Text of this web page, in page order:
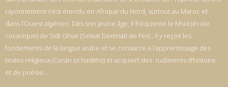
rayonnement s’est étendu en Afrique du Nord, surtout au Maroc et
dans l’Ouest algérien. Dès son jeune âge, il fréquente le Msid (école
coranique) de Sidi Ghiar (Sekiat Demnati de Fès) ; il y reçoit les
fondements de la langue arabe et se consacre à l’apprentissage des
textes religieux (Coran et hadiths) et acquiert des rudiments d’histoire
et de poésie…